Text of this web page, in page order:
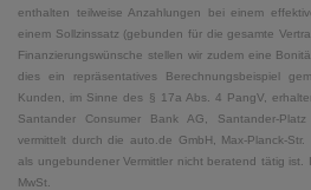
enthalten teilweise Anzahlungen bei einem
einem Sollzinssatz (gebunden für die gesamte
Finanzierungswünsche stellen wir zudem eine
dies ein repräsentatives Berechnungsbeispiel
Kunden, im Sinne des § 17a Abs. 4 PangV,
Santander Consumer Bank AG, Santander-
vermittelt durch die auto.de GmbH, Max-Planck-
als ungebundener Vermittler nicht beratend tätig ist.
MwSt.